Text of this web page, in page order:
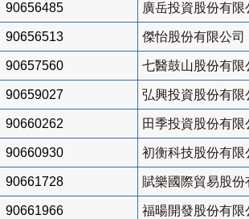
90656485 廣岳投資股份有限
90656513 傑怡股份有限公司
90657560 七醫鼓山股份有限
90659027 弘興投資股份有限
90660262 田季投資股份有限
90660930 初衡科技股份有限
90661728 賦樂國際貿易股份
90661966 福暘開發股份有限